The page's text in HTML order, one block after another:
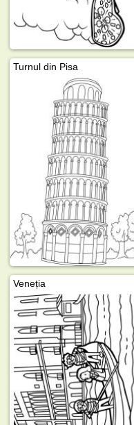
Turnul din Pisa
Veneția